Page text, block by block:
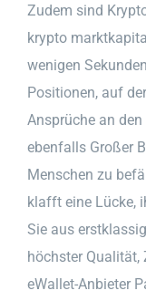
Zudem sind
krypto
wenigen
Positionen, auf
Ansprüche an
ebenfalls Großer
Menschen zu
klafft eine Lücke,
Sie aus
höchster Qualität,
eWallet-Anbieter